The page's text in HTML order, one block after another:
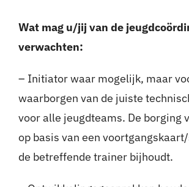
Wat mag u/jij van de
verwachten:
– Initiator waar mogelijk, maar
waarborgen van de juiste
voor alle jeugdteams. De borging
op basis van een
de betreffende trainer bijhoudt.